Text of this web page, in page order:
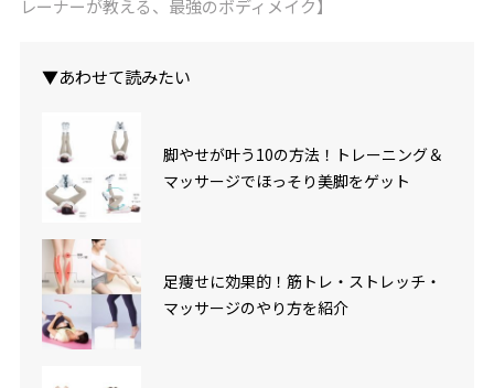
レーナーが教える、最強のボディメイク】
▼あわせて読みたい
脚やせが叶う10の方法！トレーニング＆
マッサージでほっそり美脚をゲット
足痩せに効果的！筋トレ・ストレッチ・
マッサージのやり方を紹介